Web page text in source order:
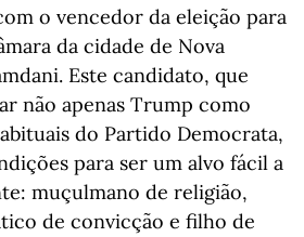
o vencedor da eleição para
da cidade de Nova
Este candidato, que
não apenas Trump como
do Partido Democrata,
para ser um alvo fácil a
muçulmano de religião,
de convicção e filho de